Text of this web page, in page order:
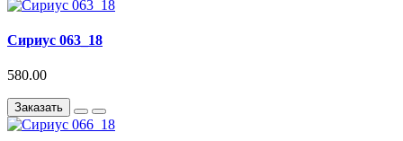
Сириус 063_18
580.00
Заказать